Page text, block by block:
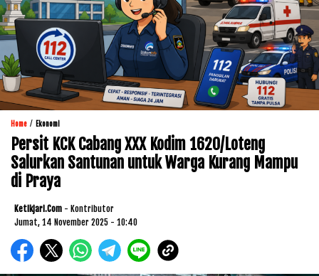
Home / Ekonomi
Persit KCK Cabang XXX Kodim 1620/Loteng
Salurkan Santunan untuk Warga Kurang Mampu
di Praya
Ketikjari.com - Kontributor
Jumat, 14 November 2025 - 10:40